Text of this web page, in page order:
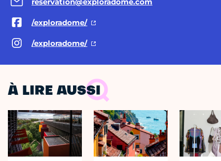
/exploradome/
/exploradome/
À LIRE AUSSI